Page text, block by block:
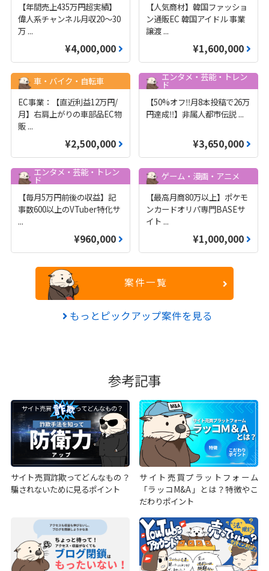
【年間売上435万円超実績】
偉人系チャンネル月収20～30
万 ...
¥4,000,000
【人気商材】韓国ファッショ
ン通販EC 韓国アイドル 事業
譲渡 ...
¥1,600,000
車・バイク・自転車
EC事業：【直近利益12万円/
月】右肩上がりの車部品EC物
販 ...
¥2,500,000
エンタメ・芸能・トレン
ド
【50%オフ‼️月8本投稿で26万
円達成‼️】非属人都市伝説 ...
¥3,650,000
エンタメ・芸能・トレン
ド
【毎月5万円前後の収益】記
事数600以上のVTuber特化サ
...
¥960,000
ゲーム・漫画・アニメ
【最高月商80万以上】ポケモ
ンカードオリパ専門BASEサ
イト ...
¥1,000,000
案件一覧
もっとピックアップ案件を見る
参考記事
サイト売買詐欺ってどんなもの？
騙されないために見るポイント
サイト売買プラットフォーム
「ラッコM&A」とは？特徴やこ
だわりポイント